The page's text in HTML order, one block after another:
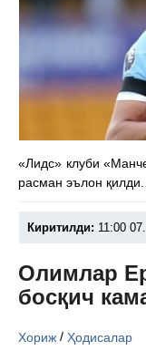
«Лидс» клуби
расман эълон қилди.
Киритилди: 11:00
Олимлар
босқич
Хориж /Ҳодисалар